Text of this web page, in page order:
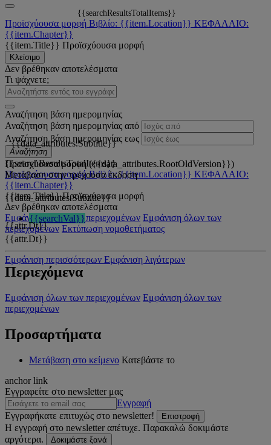
{{searchResultsTotalItems}}
Προϊσχύουσα μορφή Βιβλίο: {{item.Location}} ΚΕΦΑΛΑΙΟ:
{{item.Chapter}}
{{item.Title}} Προϊσχύουσα μορφή
Κλείσιμο
Δεν βρέθηκαν αποτελέσματα
Τι ψάχνετε;
Αναζήτηση βάση ημερομηνίας
Αναζήτηση βάση ημερομηνίας από
Αναζήτηση βάση ημερομηνίας εως
Αναζήτηση
{{searchResultsTotalItems}}
Προϊσχύουσα μορφή Βιβλίο: {{item.Location}} ΚΕΦΑΛΑΙΟ:
{{item.Chapter}}
{{item.Title}} Προϊσχύουσα μορφή
Δεν βρέθηκαν αποτελέσματα
Εμφάνιση όλων των περιεχομένων Εμφάνιση όλων των
περιεχομένων Εκτύπωση νομοθετήματος
{{data_attributes.Subtitle}}
Προϊσχύουσα μορφή ({{data_attributes.RootOldVersion}})
Μετάβαση στην τρέχουσα έκδοση
{{data_attributes.Subtitle}}
{{searchVal}}
{{attr.Dt}}
Εμφάνιση περισσότερων Εμφάνιση λιγότερων
{{attr.Dt}}
Περιεχόμενα
Εμφάνιση όλων των περιεχομένων Εμφάνιση όλων των
περιεχομένων
Προσαρτήματα
Μετάβαση στο κείμενο Κατεβάστε το
anchor link
Εγγραφείτε στο newsletter μας
Εγγραφή
Εγγραφήκατε επιτυχώς στο newsletter!
Επιστροφή
Η εγγραφή στο newsletter απέτυχε. Παρακαλώ δοκιμάστε
αργότερα.
Δοκιμάστε ξανά